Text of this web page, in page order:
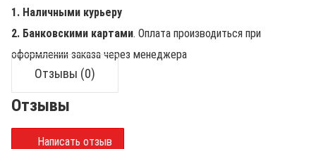
1. Наличными курьеру
2. Банковскими картами. Оплата производиться при
оформлении заказа через менеджера
Отзывы (0)
Отзывы
Написать отзыв